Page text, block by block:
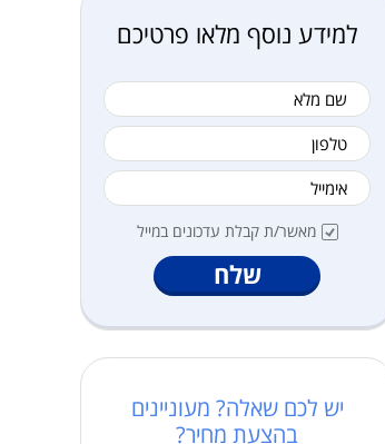
למידע נוסף מלאו פרטיכם
מלא
מאשר/ת קבלת עדכונים במייל
שלח
יש לכם שאלה? מעוניינים
בהצעת מחיר?